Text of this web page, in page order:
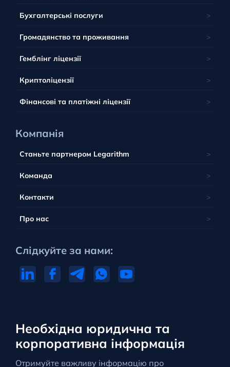
Необхідна юридична та
корпоративна інформація
Отримуйте важливу інформацію про
Бухгалтерські послуги
Громадянство та проживання
Гемблінг ліцензії
Криптоліцензії
Фінансові та платіжні ліцензії
Панама
Багами
Барбадос
Юрисдикція Беліз
Люксембург
Мальта
Польща
Маврикій
Тувалу
Вануату
Компанія
Станьте партнером Legarithm
Команда
Контакти
Про нас
Слідкуйте за нами: